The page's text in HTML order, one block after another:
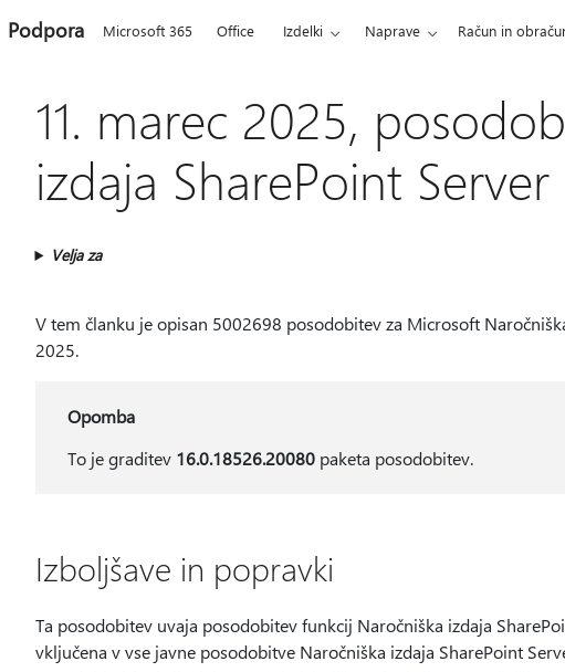
Podpora Microsoft 365 Office Izdelki Naprave Račun in
11. marec 2025,
izdaja SharePoint
Velja za
V tem članku je opisan 5002698 posodobitev za Microsoft
2025.
Opomba
To je graditev 16.0.18526.20080paketa posodobitev.
Izboljšave in popravki
Ta posodobitev uvaja posodobitev funkcij Naročniška izdaja
vključena v vse javne posodobitve Naročniška izdaja SharePoint